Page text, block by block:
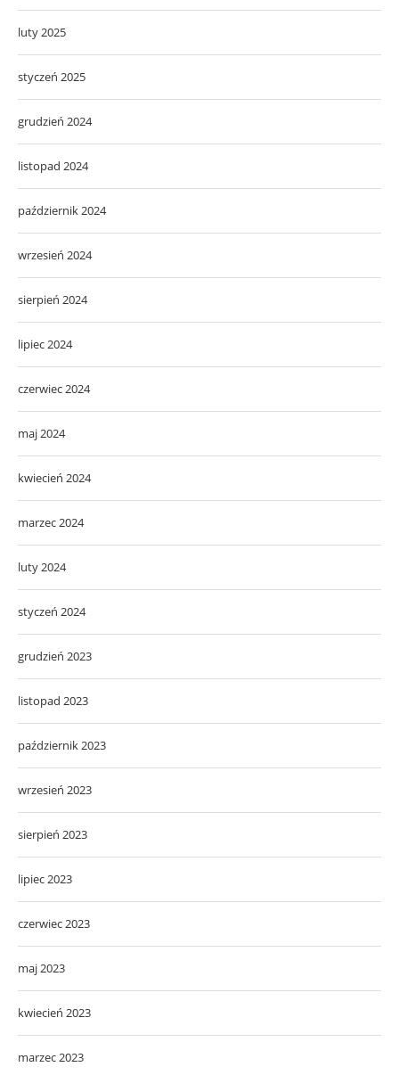
luty 2025
styczeń 2025
grudzień 2024
listopad 2024
październik 2024
wrzesień 2024
sierpień 2024
lipiec 2024
czerwiec 2024
maj 2024
kwiecień 2024
marzec 2024
luty 2024
styczeń 2024
grudzień 2023
listopad 2023
październik 2023
wrzesień 2023
sierpień 2023
lipiec 2023
czerwiec 2023
maj 2023
kwiecień 2023
marzec 2023